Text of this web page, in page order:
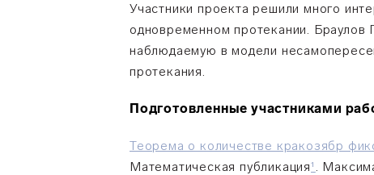
Участники проекта решили много
одновременном протекании.
наблюдаемую в модели
протекания.
Подготовленные участниками
Теорема о количестве кракозябр
Математическая публикация¹.